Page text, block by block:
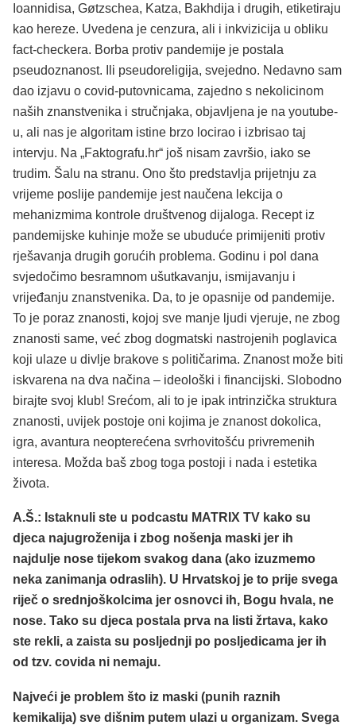
Ioannidisa, Gøtzschea, Katza, Bakhdija i drugih, etiketiraju
kao hereze. Uvedena je cenzura, ali i inkvizicija u obliku
fact-checkera. Borba protiv pandemije je postala
pseudoznanost. Ili pseudoreligija, svejedno. Nedavno sam
dao izjavu o covid-putovnicama, zajedno s nekolicinom
naših znanstvenika i stručnjaka, objavljena je na youtube-
u, ali nas je algoritam istine brzo locirao i izbrisao taj
intervju. Na „Faktografu.hr“ još nisam završio, iako se
trudim. Šalu na stranu. Ono što predstavlja prijetnju za
vrijeme poslije pandemije jest naučena lekcija o
mehanizmima kontrole društvenog dijaloga. Recept iz
pandemijske kuhinje može se ubuduće primijeniti protiv
rješavanja drugih gorućih problema. Godinu i pol dana
svjedočimo besramnom ušutkavanju, ismijavanju i
vrijeđanju znanstvenika. Da, to je opasnije od pandemije.
To je poraz znanosti, kojoj sve manje ljudi vjeruje, ne zbog
znanosti same, već zbog dogmatski nastrojenih poglavica
koji ulaze u divlje brakove s političarima. Znanost može biti
iskvarena na dva načina – ideološki i financijski. Slobodno
birajte svoj klub! Srećom, ali to je ipak intrinzička struktura
znanosti, uvijek postoje oni kojima je znanost dokolica,
igra, avantura neopterećena svrhovitošću privremenih
interesa. Možda baš zbog toga postoji i nada i estetika
života.
A.Š.: Istaknuli ste u podcastu MATRIX TV kako su
djeca najugroženija i zbog nošenja maski jer ih
najdulje nose tijekom svakog dana (ako izuzmemo
neka zanimanja odraslih). U Hrvatskoj je to prije svega
riječ o srednjoškolcima jer osnovci ih, Bogu hvala, ne
nose. Tako su djeca postala prva na listi žrtava, kako
ste rekli, a zaista su posljednji po posljedicama jer ih
od tzv. covida ni nemaju.
Najveći je problem što iz maski (punih raznih
kemikalija) sve dišnim putem ulazi u organizam. Svega